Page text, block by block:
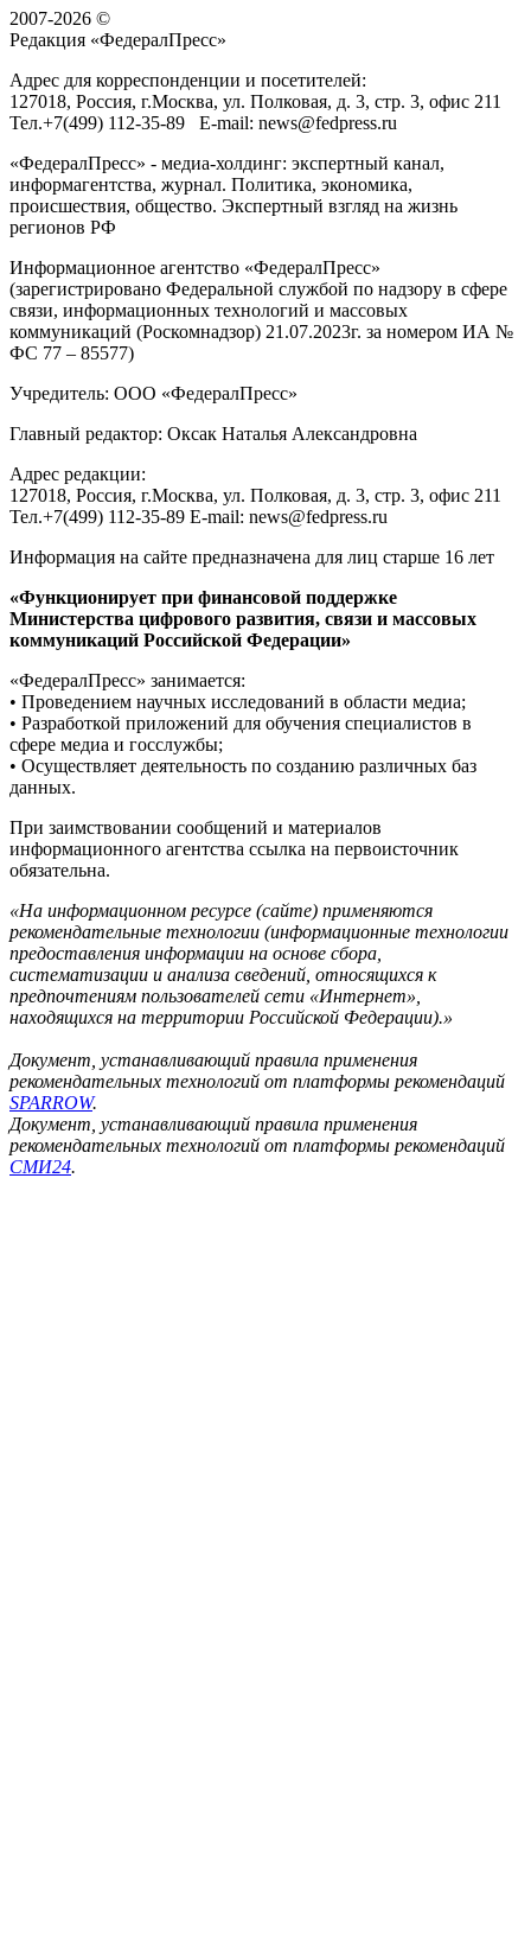
2007-2026 ©
Редакция «ФедералПресс»
Адрес для корреспонденции и посетителей:
127018, Россия, г.Москва, ул. Полковая, д. 3, стр. 3, офис 211
Тел.+7(499) 112-35-89 E-mail: news@fedpress.ru
«ФедералПресс» - медиа-холдинг: экспертный канал,
информагентства, журнал. Политика, экономика,
происшествия, общество. Экспертный взгляд на жизнь
регионов РФ
Информационное агентство «ФедералПресс»
(зарегистрировано Федеральной службой по надзору в сфере
связи, информационных технологий и массовых
коммуникаций (Роскомнадзор) 21.07.2023г. за номером ИА №
ФС 77 – 85577)
Учредитель: ООО «ФедералПресс»
Главный редактор: Оксак Наталья Александровна
Адрес редакции:
127018, Россия, г.Москва, ул. Полковая, д. 3, стр. 3, офис 211
Тел.+7(499) 112-35-89 E-mail: news@fedpress.ru
Информация на сайте предназначена для лиц старше 16 лет
«Функционирует при финансовой поддержке
Министерства цифрового развития, связи и массовых
коммуникаций Российской Федерации»
«ФедералПресс» занимается:
• Проведением научных исследований в области медиа;
• Разработкой приложений для обучения специалистов в
сфере медиа и госслужбы;
• Осуществляет деятельность по созданию различных баз
данных.
При заимствовании сообщений и материалов
информационного агентства ссылка на первоисточник
обязательна.
«На информационном ресурсе (сайте) применяются
рекомендательные технологии (информационные технологии
предоставления информации на основе сбора,
систематизации и анализа сведений, относящихся к
предпочтениям пользователей сети «Интернет»,
находящихся на территории Российской Федерации).»
Документ, устанавливающий правила применения
рекомендательных технологий от платформы рекомендаций
SPARROW.
Документ, устанавливающий правила применения
рекомендательных технологий от платформы рекомендаций
СМИ24.